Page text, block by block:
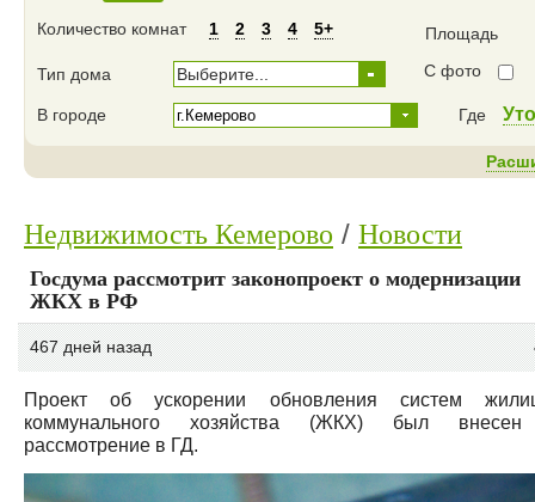
Количество комнат 1 2 3 4 5+ Площадь
Тип дома Выберите... С фото
В городе Где
Недвижимость Кемерово Новости
Госдума рассмотрит законопроект о модернизации
ЖКХ в РФ
467 дней назад
Проект об ускорении обновления систем
коммунального хозяйства (ЖКХ) был
рассмотрение в ГД.